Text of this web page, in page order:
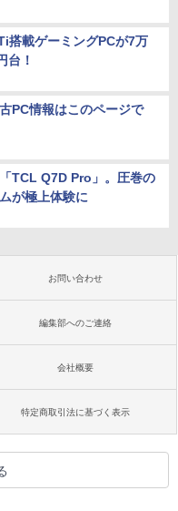
搭載ゲーミングPCが7万
台！
PC情報はこのページで
TCL Q7D Pro」。圧巻の
が極上体験に
お問い合わせ
編集部へのご連絡
会社概要
特定商取引法に基づく表示